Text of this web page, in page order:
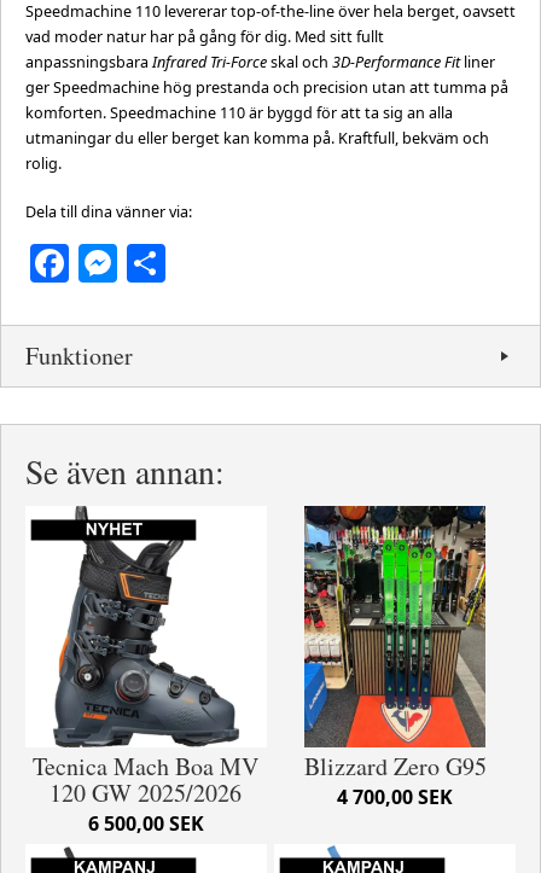
Speedmachine 110 levererar top-of-the-line över hela berget, oavsett
vad moder natur har på gång för dig. Med sitt fullt
anpassningsbaraInfrared Tri-Forceskal och 3D-Performance Fitliner
ger Speedmachine hög prestanda och precision utan att tumma på
komforten. Speedmachine 110 är byggd för att ta sig an alla
utmaningar du eller berget kan komma på. Kraftfull, bekväm och
rolig.
Dela till dina vänner via:
Facebook
Messenger
Funktioner
Se även annan:
Tecnica Mach Boa MV
120 GW 2025/2026
6 500,00 SEK
Blizzard Zero G95
4 700,00 SEK